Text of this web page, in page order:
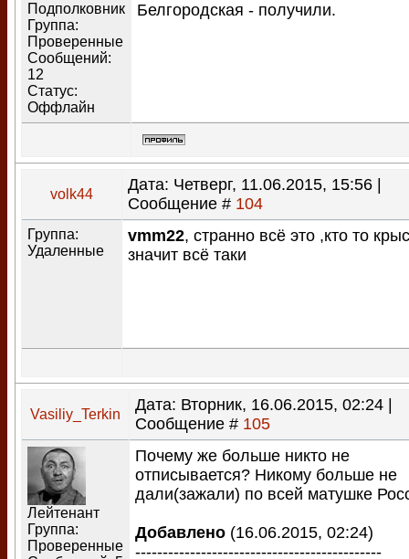
Подполковник
Группа:
Проверенные
Сообщений:
12
Статус:
Оффлайн
Белгородская - получили.
volk44
Дата: Четверг, 11.06.2015, 15:56 |
Сообщение # 104
Группа:
Удаленные
vmm22, странно всё это ,кто то
значит всё таки
Vasiliy_Terkin
Дата: Вторник, 16.06.2015, 02:24 |
Сообщение # 105
Лейтенант
Группа:
Проверенные
Почему же больше никто не
отписывается? Никому больше не
дали(зажали) по всей матушке
Добавлено (16.06.2015, 02:24)
---------------------------------------------